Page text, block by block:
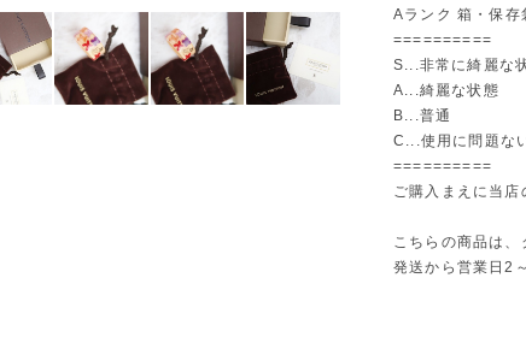
Aランク 箱・保存
==========
S...非常に綺麗な
A...綺麗な状態
B...普通
C...使用に問題な
==========
ご購入まえに当店
こちらの商品は
発送から営業日2